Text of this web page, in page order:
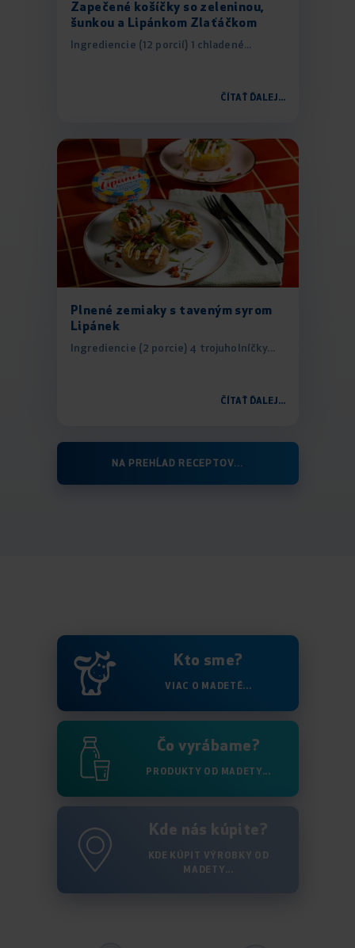
Zapečené košíčky so zeleninou,
šunkou a Lipánkom Zlaťáčkom
Ingrediencie (12 porcií) 1 chladené...
ČÍTAŤ ĎALEJ...
Plnené zemiaky s taveným syrom
Lipánek
Ingrediencie (2 porcie) 4 trojuholníčky...
ČÍTAŤ ĎALEJ...
NA PREHĹAD RECEPTOV...
Kto sme?
VIAC O MADETĚ...
Čo vyrábame?
PRODUKTY OD MADETY...
Kde nás kúpite?
KDE KÚPIT VÝROBKY OD
MADETY...